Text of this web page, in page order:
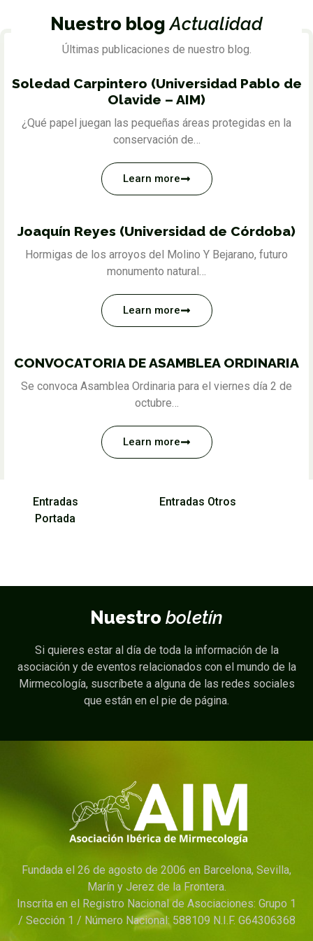
Nuestro blogActualidad
Últimas publicaciones de nuestro blog.
Soledad Carpintero (Universidad Pablo de
Olavide – AIM)
¿Qué papel juegan las pequeñas áreas protegidas en la
conservación de…
Learn more
Joaquín Reyes (Universidad de Córdoba)
Hormigas de los arroyos del Molino Y Bejarano, futuro
monumento natural…
Learn more
CONVOCATORIA DE ASAMBLEA ORDINARIA
Se convoca Asamblea Ordinaria para el viernes día 2 de
octubre…
Learn more
Entradas
Portada
Entradas Otros
Nuestro boletín
Si quieres estar al día de toda la información de la
asociación y de eventos relacionados con el mundo de la
Mirmecología, suscríbete a alguna de las redes sociales
que están en el pie de página.
Fundada el 26 de agosto de 2006 en Barcelona, Sevilla,
Marín y Jerez de la Frontera.
Inscrita en el Registro Nacional de Asociaciones: Grupo 1
/ Sección 1 / Número Nacional: 588109 N.I.F. G64306368